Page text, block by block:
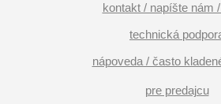
kontakt / napíšte nám
technická
nápoveda / často
pre predajcu